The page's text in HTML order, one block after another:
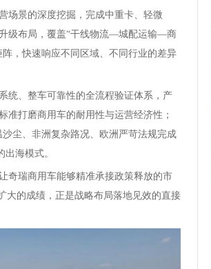
场景的深度挖掘，完成中重卡、轻微
级布局，覆盖“干线物流—城配运输—商
，快速响应不同区域、不同行业的差异
统、整车可靠性的全流程验证体系，产
准打磨商用车的耐用性与运营经济性；
尘、非洲复杂路况、欧洲严苛法规完成
海模式。
奇瑞商用车能够精准承接政策释放的市
大的成绩，正是战略布局落地见效的直接